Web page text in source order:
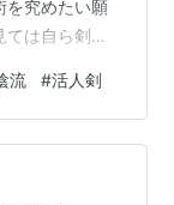
を究めたい願
は自ら剣術
富も居た。
りしたが生れ
州の黄斑
上杉家を支
流 #活人剣